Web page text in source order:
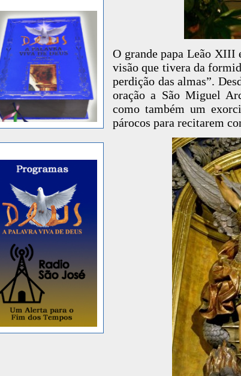
O grande papa Leão XIII
visão que tivera da
perdição das almas”.
oração a São Miguel
como também um
párocos para recitarem